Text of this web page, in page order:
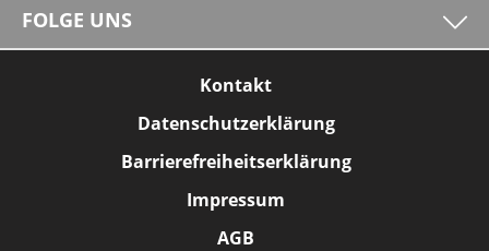
FOLGE UNS
Kontakt
Datenschutzerklärung
Barrierefreiheitserklärung
Impressum
AGB